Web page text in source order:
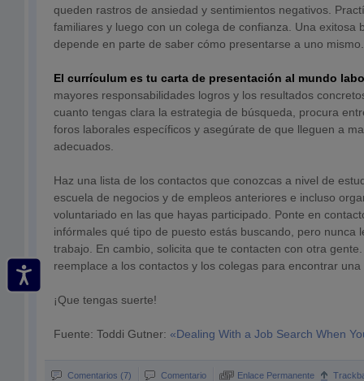
queden rastros de ansiedad y sentimientos negativos.
familiares y luego con un colega de confianza. Una exitosa
depende en parte de saber cómo presentarse a uno mismo.
El currículum es tu carta de presentación al mundo
mayores responsabilidades logros y los resultados
cuanto tengas clara la estrategia de búsqueda, procura
foros laborales específicos y asegúrate de que lleguen a
adecuados.
Haz una lista de los contactos que conozcas a nivel de
escuela de negocios y de empleos anteriores e incluso
voluntariado en las que hayas participado. Ponte en
infórmales qué tipo de puesto estás buscando, pero nunca
trabajo. En cambio, solicita que te contacten con otra
reemplace a los contactos y los colegas para encontrar
¡Que tengas suerte!
Fuente: Toddi Gutner: «Dealing With a Job Search When
Comentarios (7) Comentario Enlace Permanente